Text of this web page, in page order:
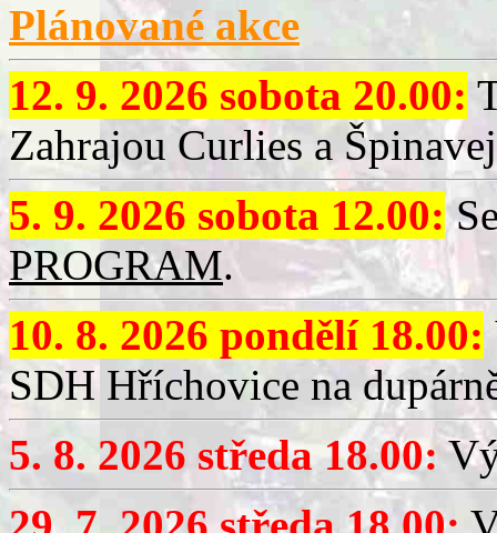
Plánované akce
12. 9. 2026 sobota 20.00:
Zahrajou Curlies a
5. 9. 2026 sobota 12.00:
PROGRAM.
10. 8. 2026 pondělí 18.00:
SDH Hříchovice na
5. 8. 2026 středa 18.00: